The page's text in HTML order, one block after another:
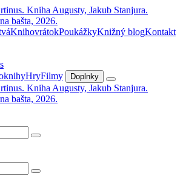
KnihovrátokPoukážkyKnižný blogKontakt
HryFilmy Doplnky